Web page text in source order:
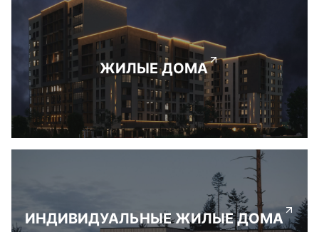
ЖИЛЫЕ ДОМА
ИНДИВИДУАЛЬНЫЕ ЖИЛЫЕ ДОМА